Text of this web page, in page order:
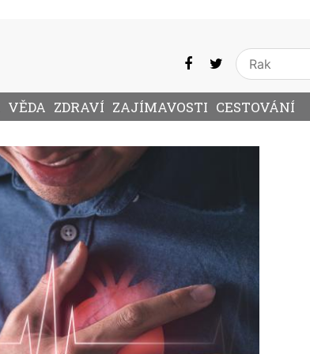
VĚDA ZDRAVÍ ZAJÍMAVOSTI CESTOVÁNÍ